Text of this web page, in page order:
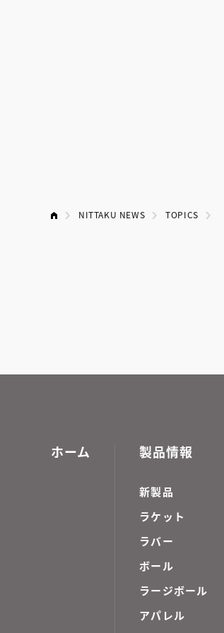
NITTAKU NEWS TOPICS
ホーム 製品情報
新製品
ラケット
ラバー
ボール
ラージボール
アパレル